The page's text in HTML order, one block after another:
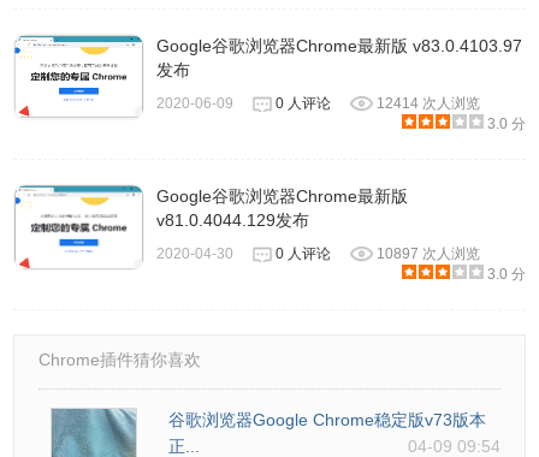
Google谷歌浏览器Chrome最新版 v83.0.4103.97
发布
2020-06-09 0 人评论
12414 次人浏览
3.0 分
Google谷歌浏览器Chrome最新版
v81.0.4044.129发布
2020-04-30 0 人评论
10897 次人浏览
3.0 分
Chrome插件猜你喜欢
谷歌浏览器Google Chrome稳定版v73版本
正...
04-09 09:54